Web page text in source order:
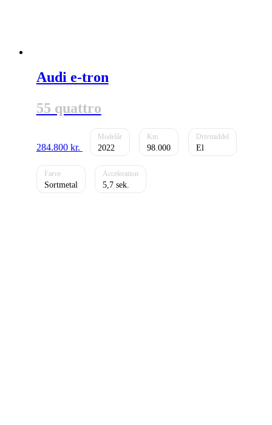
Audi e-tron
55 quattro
284.800 kr. 2022 98.000 El
Sortmetal 5,7